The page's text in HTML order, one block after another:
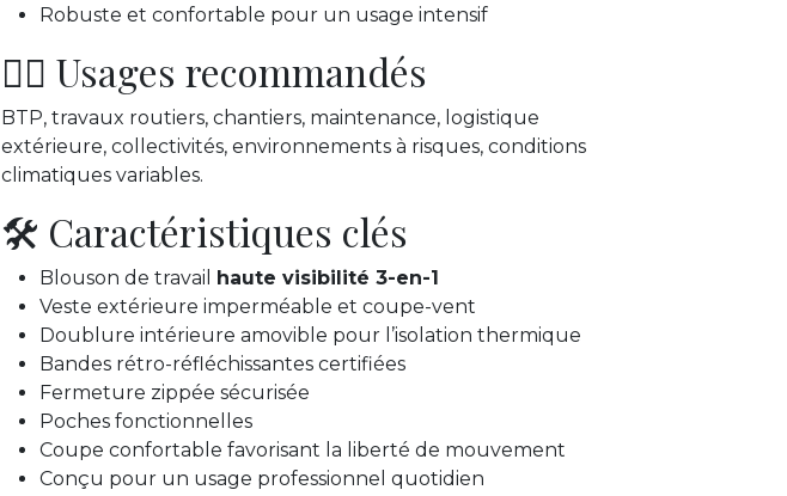
Robuste et confortable pour un usage intensif
👷‍♂️ Usages recommandés
BTP, travaux routiers, chantiers, maintenance, logistique
extérieure, collectivités, environnements à risques, conditions
climatiques variables.
🛠️ Caractéristiques clés
Blouson de travail haute visibilité 3-en-1
Veste extérieure imperméable et coupe-vent
Doublure intérieure amovible pour l’isolation thermique
Bandes rétro-réfléchissantes certifiées
Fermeture zippée sécurisée
Poches fonctionnelles
Coupe confortable favorisant la liberté de mouvement
Conçu pour un usage professionnel quotidien